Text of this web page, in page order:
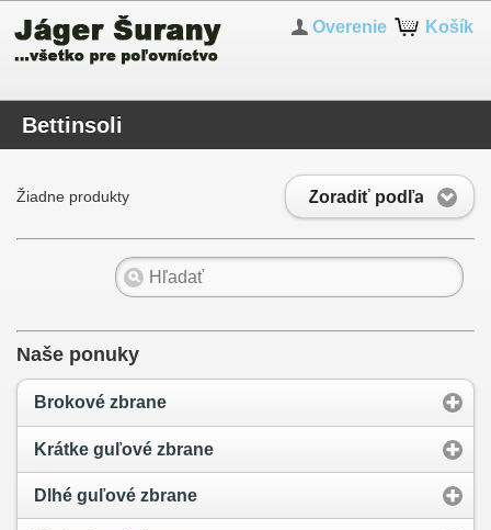
Košík
Overenie
Bettinsoli
Zoradiť podľa
Žiadne produkty
Naše ponuky
Brokové zbrane
Krátke guľové zbrane
Dlhé guľové zbrane